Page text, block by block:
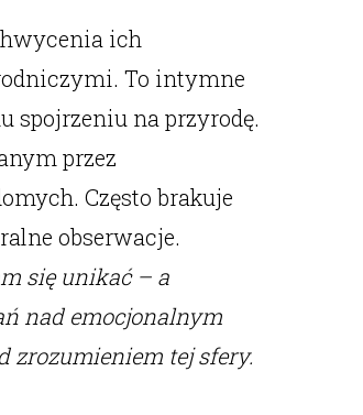
ich
To intymne
spojrzeniu na przyrodę.
przez
Często brakuje
obserwacje.
się unikać – a
nad emocjonalnym
zrozumieniem tej sfery.